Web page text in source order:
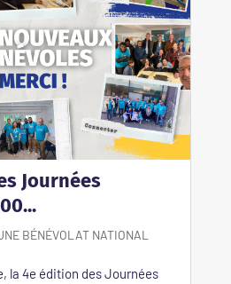
Journées
BÉNÉVOLAT NATIONAL
la 4e édition des Journées